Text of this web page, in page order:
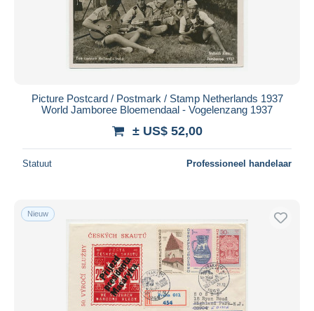
Picture Postcard / Postmark / Stamp Netherlands 1937
World Jamboree Bloemendaal - Vogelenzang 1937
± US$ 52,00
Statuut Professioneel handelaar
Nieuw